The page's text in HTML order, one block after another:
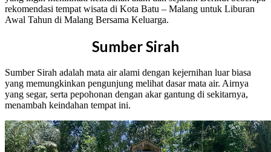
rekomendasi tempat wisata di Kota Batu – Malang untuk Liburan
Awal Tahun di Malang Bersama Keluarga.
Sumber Sirah
Sumber Sirah adalah mata air alami dengan kejernihan luar biasa
yang memungkinkan pengunjung melihat dasar mata air. Airnya
yang segar, serta pepohonan dengan akar gantung di sekitarnya,
menambah keindahan tempat ini.